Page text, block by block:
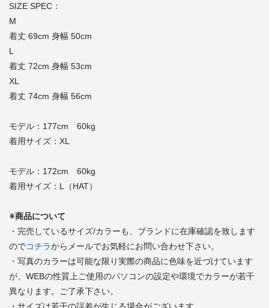
SIZE SPEC：
M
着丈 69cm 身幅 50cm
L
着丈 72cm 身幅 53cm
XL
着丈 74cm 身幅 56cm
モデル：177cm 60kg
着用サイズ：XL
モデル：172cm 60kg
着用サイズ：L（HAT）
※商品について
・完売しているサイズ/カラーも、ブランドに在庫確認を致します
のでコチラからメールでお気軽にお問い合わせ下さい。
・写真のカラーは可能な限り実際の商品に色味を近づけています
が、WEBの性質上ご使用のパソコンの設定や環境でカラーが若干
異なります。ご了承下さい。
・サイズは若干の誤差が生じる場合がございます。